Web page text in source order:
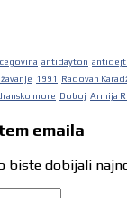
antidayton
1991 Radovan
more Doboj Armija
emaila
biste dobijali